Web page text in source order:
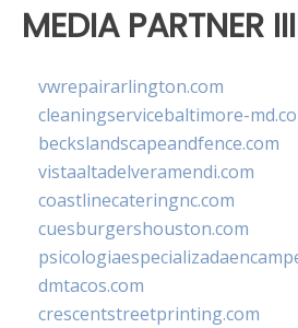
MEDIA PARTNER III
vwrepairarlington.com
cleaningservicebaltimore-
beckslandscapeandfence.com
vistaaltadelveramendi.com
coastlinecateringnc.com
cuesburgershouston.com
dmtacos.com
crescentstreetprinting.com